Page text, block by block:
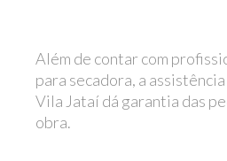
Além de contar com
para secadora, a
Vila Jataí dá garantia das
obra.